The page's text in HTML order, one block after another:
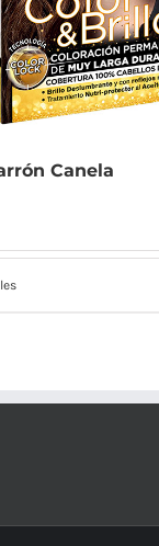
Canela